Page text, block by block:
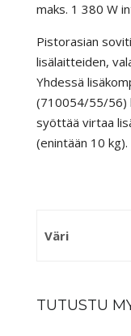
maks. 1 380 W
Pistorasian
lisälaitteiden,
Yhdessä
(710054/55/56)
syöttää virtaa
(enintään 10 kg).
Väri
TUTUSTU